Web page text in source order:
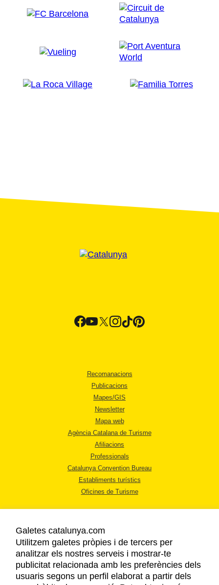
Recomanacions
Publicacions
Mapes/GIS
Newsletter
Mapa web
Agència Catalana de Turisme
Afiliacions
Professionals
Catalunya Convention Bureau
Establiments turístics
Oficines de Turisme
AVÍS LEGAL
POLÍTICA DE PRIVACITAT
Galetes catalunya.com
Utilitzem galetes pròpies i de tercers per
analitzar els nostres serveis i mostrar-te
publicitat relacionada amb les preferències dels
usuaris segons un perfil elaborat a partir dels